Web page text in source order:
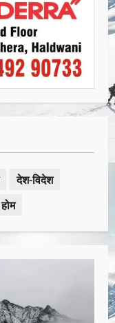
देश-विदेश
होम